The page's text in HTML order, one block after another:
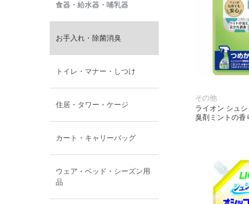
食器・給水器・哺乳器
お手入れ・除菌消臭
トイレ・マナー・しつけ
住居・タワー・ケージ
カート・キャリーバッグ
ウェア・ベッド・シーズン用
品
その他
ライオン シュ
臭剤ミントの香